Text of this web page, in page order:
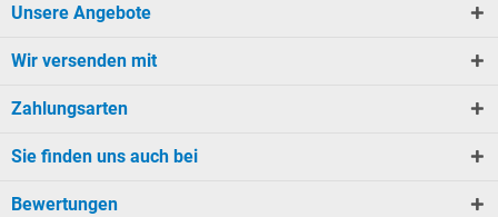
Unsere Angebote
Wir versenden mit
Zahlungsarten
Sie finden uns auch bei
Bewertungen